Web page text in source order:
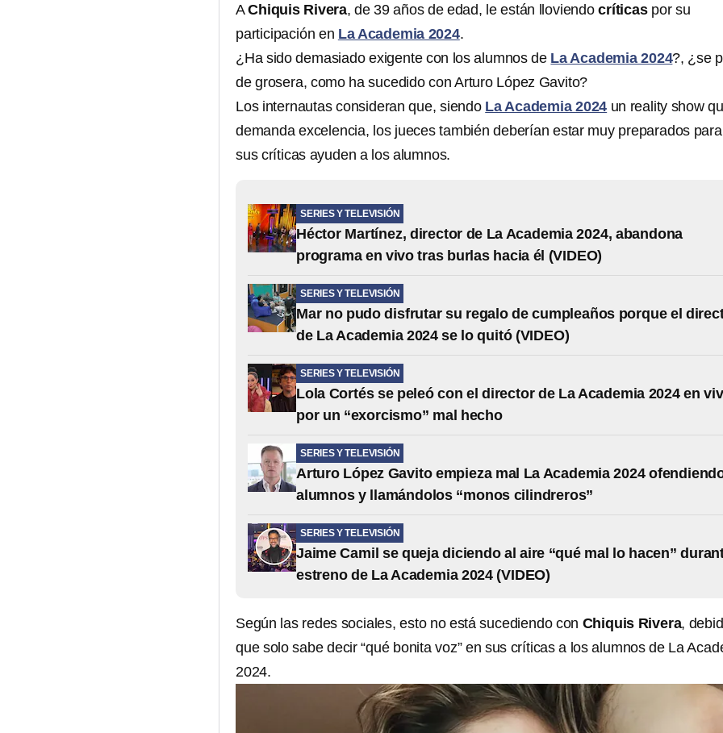
AChiquis Rivera, de 39 años de edad, le están lloviendocríticaspor su
participación en La Academia 2024.
¿Ha sido demasiado exigente con los alumnos de La Academia 2024?, ¿se
de grosera, como ha sucedido con Arturo López Gavito?
Los internautas consideran que, siendo La Academia 2024 un reality show
demanda excelencia, los jueces también deberían estar muy preparados
sus críticas ayuden a los alumnos.
SERIES Y TELEVISIÓN
Héctor Martínez, director de La Academia 2024, abandona
programa en vivo tras burlas hacia él (VIDEO)
SERIES Y TELEVISIÓN
Mar no pudo disfrutar su regalo de cumpleaños porque el
de La Academia 2024 se lo quitó (VIDEO)
SERIES Y TELEVISIÓN
Lola Cortés se peleó con el director de La Academia 2024 en
por un “exorcismo” mal hecho
SERIES Y TELEVISIÓN
Arturo López Gavito empieza mal La Academia 2024
alumnos y llamándolos “monos cilindreros”
SERIES Y TELEVISIÓN
Jaime Camil se queja diciendo al aire “qué mal lo hacen”
estreno de La Academia 2024 (VIDEO)
Según las redes sociales, esto no está sucediendo con Chiquis Rivera,
que solo sabe decir “qué bonita voz” en sus críticas a los alumnos de La
2024.